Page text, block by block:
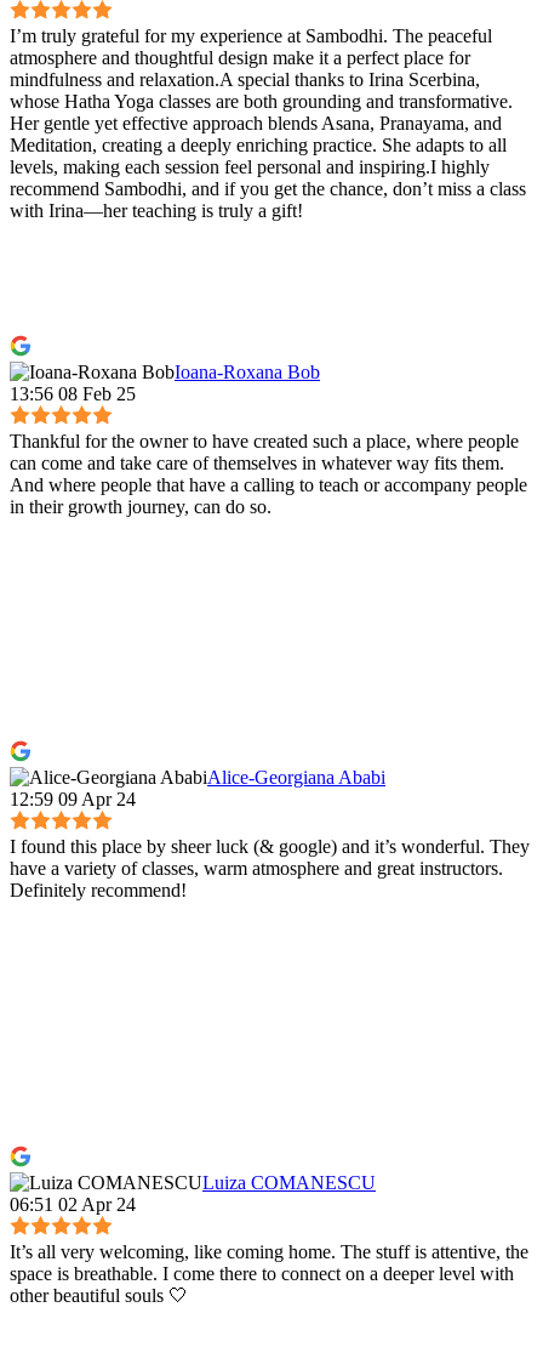
I’m truly grateful for my experience at Sambodhi. The peaceful
atmosphere and thoughtful design make it a perfect place for
mindfulness and relaxation.A special thanks to Irina Scerbina,
whose Hatha Yoga classes are both grounding and transformative.
Her gentle yet effective approach blends Asana, Pranayama, and
Meditation, creating a deeply enriching practice. She adapts to all
levels, making each session feel personal and inspiring.I highly
recommend Sambodhi, and if you get the chance, don’t miss a class
with Irina—her teaching is truly a gift!
Ioana-Roxana Bob
13:56 08 Feb 25
Thankful for the owner to have created such a place, where people
can come and take care of themselves in whatever way fits them.
And where people that have a calling to teach or accompany people
in their growth journey, can do so.
Alice-Georgiana Ababi
12:59 09 Apr 24
I found this place by sheer luck (& google) and it’s wonderful. They
have a variety of classes, warm atmosphere and great instructors.
Definitely recommend!
Luiza COMANESCU
06:51 02 Apr 24
It’s all very welcoming, like coming home. The stuff is attentive, the
space is breathable. I come there to connect on a deeper level with
other beautiful souls 🤍